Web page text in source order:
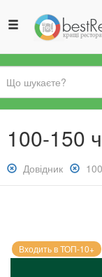
Ви
100-150
Зняти
фільтр:
Довідник
Входить в ТОП-10+